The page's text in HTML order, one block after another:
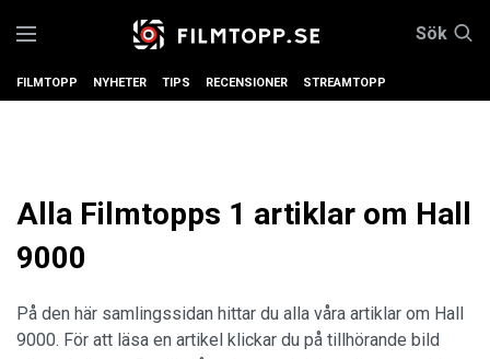
Sök
FILMTOPP NYHETER TIPS RECENSIONER STREAMTOPP
Alla Filmtopps 1 artiklar om Hall
9000
På den här samlingssidan hittar du alla våra artiklar om Hall
9000. För att läsa en artikel klickar du på tillhörande bild